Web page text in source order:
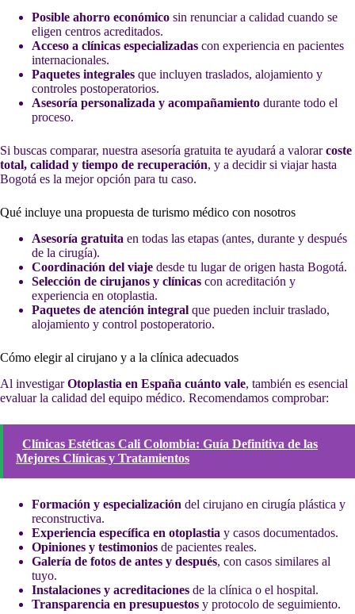
Posible ahorro económico sin renunciar a calidad cuando se
eligen centros acreditados.
Acceso a clínicas especializadas con experiencia en pacientes
internacionales.
Paquetes integrales que incluyen traslados, alojamiento y
controles postoperatorios.
Asesoría personalizada y acompañamiento durante todo el
proceso.
Si buscas comparar, nuestra asesoría gratuita te ayudará a valorarcoste
total, calidad y tiempo de recuperación, y a decidir si viajar hasta
Bogotá es la mejor opción para tu caso.
Qué incluye una propuesta de turismo médico con nosotros
Asesoría gratuita en todas las etapas (antes, durante y después
de la cirugía).
Coordinación del viaje desde tu lugar de origen hasta Bogotá.
Selección de cirujanos y clínicas con acreditación y
experiencia en otoplastia.
Paquetes de atención integral que pueden incluir traslado,
alojamiento y control postoperatorio.
Cómo elegir al cirujano y a la clínica adecuados
Al investigarOtoplastia en España cuánto vale, también es esencial
evaluar la calidad del equipo médico. Recomendamos comprobar:
Clínicas Estéticas Cali Colombia: Guía Definitiva de las
Mejores Clínicas y Tratamientos
Formación y especialización del cirujano en cirugía plástica y
reconstructiva.
Experiencia específica en otoplastia y casos documentados.
Opiniones y testimonios de pacientes reales.
Galería de fotos de antes y después, con casos similares al
tuyo.
Instalaciones y acreditaciones de la clínica o el hospital.
Transparencia en presupuestos y protocolo de seguimiento.